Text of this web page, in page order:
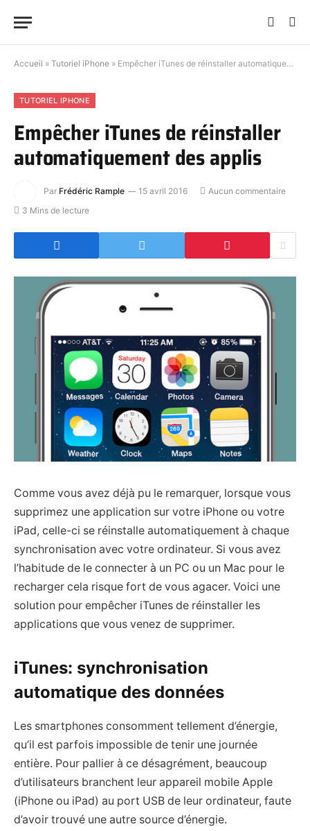
Accueil » Tutoriel iPhone » Empêcher iTunes de réinstaller automatiquement des applis
TUTORIEL IPHONE
Empêcher iTunes de réinstaller
automatiquement des applis
Par Frédéric Rample 15 avril 2016
Aucun commentaire
3 Mins de lecture
Comme vous avez déjà pu le remarquer, lorsque vous
supprimez une application sur votre iPhone ou votre
iPad, celle-ci se réinstalle automatiquement à chaque
synchronisation avec votre ordinateur. Si vous avez
l’habitude de le connecter à un PC ou un Mac pour le
recharger cela risque fort de vous agacer. Voici une
solution pour empêcher iTunes de réinstaller les
applications que vous venez de supprimer.
iTunes: synchronisation
automatique des données
Les smartphones consomment tellement d’énergie,
qu’il est parfois impossible de tenir une journée
entière. Pour pallier à ce désagrément, beaucoup
d’utilisateurs branchent leur appareil mobile Apple
(iPhone ou iPad) au port USB de leur ordinateur, faute
d’avoir trouvé une autre source d’énergie.